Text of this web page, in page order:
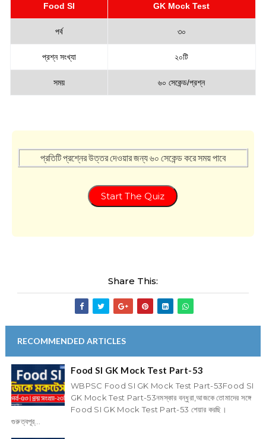
Food SI GK Mock Test
পর্ব ৩০
প্রশ্ন সংখ্যা ২০টি
সময় ৬০ সেকেন্ড/প্রশ্ন
প্রতিটি প্রশ্নের উত্তর দেওয়ার জন্য ৬০ সেকেন্ড করে সময় পাবে
Start The Quiz
Share This:
RECOMMENDED ARTICLES
Food SI GK Mock Test Part-53
WBPSC Food SI GK Mock Test Part-53Food SI
GK Mock Test Part-53নমস্কার বন্ধুরা,আজকে তোমাদের সঙ্গে
Food SI GK Mock Test Part-53 শেয়ার করছি।
গুরুত্বপূর্...